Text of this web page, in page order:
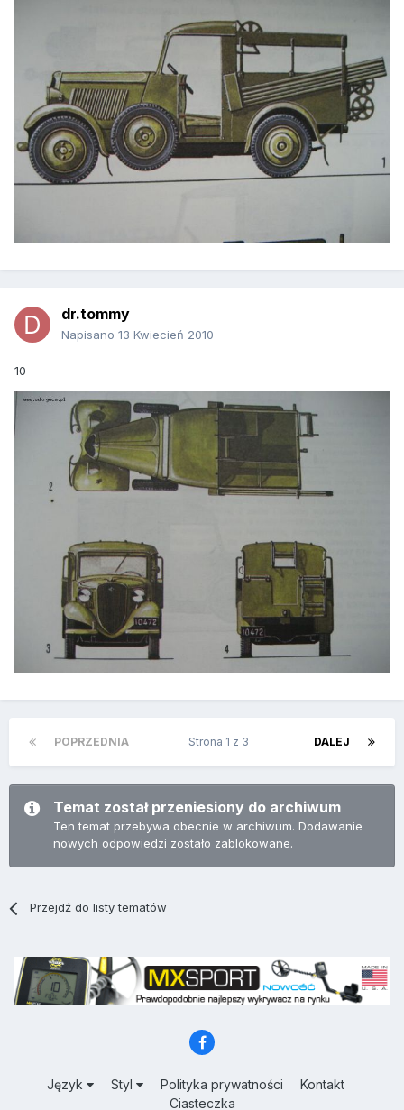
dr.tommy
Napisano 13 Kwiecień 2010
10
POPRZEDNIA DALEJ
Strona 1 z 3
Temat został przeniesiony do archiwum
Ten temat przebywa obecnie w archiwum. Dodawanie
nowych odpowiedzi zostało zablokowane.
Przejdź do listy tematów
Język Styl Polityka prywatności
Kontakt
Ciasteczka